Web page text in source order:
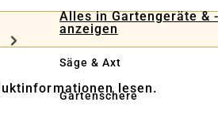
Alles in Gartengeräte &
anzeigen
Säge & Axt
Gartenschere
lesen.